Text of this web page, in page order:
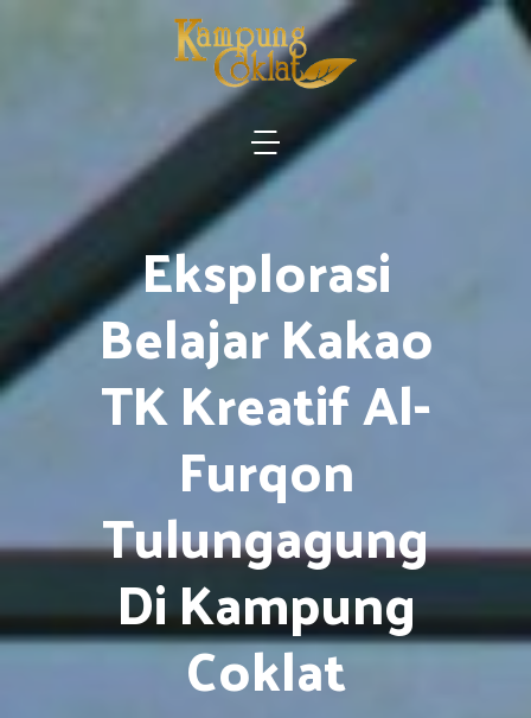
Eksplorasi
Belajar Kakao
TK Kreatif Al-
Furqon
Tulungagung
Di Kampung
Coklat